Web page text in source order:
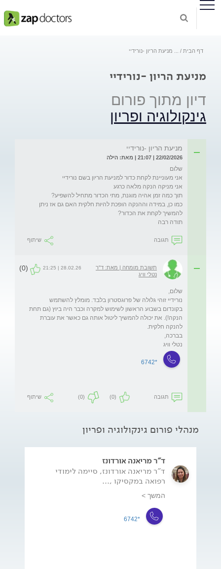
דף הבית מניעת הריון -נורידיי
מניעת הריון -נורידיי
דיון מתוך פורום
גינקולוגיה ופריון
מניעת הריון -נורידיי
22/02/2026 | 21:07 | מאת: הילה
כמו כן, במידה וההנקה הופכת להיות חלקית האם גם אז ניתן
תודה רבה
תגובה שיתוף
תשובת מומחה | מאת: ד"ר
נטלי וויג
28.02.26 | 21:25
(0)
נורידיי זוהי גלולה של פרוגסטרון בלבד. מומלץ להשתמש
בקונדום בשבוע הראשון לשימוש למקרה וכבר היה ביוץ (גם תחת
הנקה!). את יכולה להמשיך ליטול אותה גם כאשר את עוברת
נטלי וויג
*6742
תגובה (0)
(0) שיתוף
מנהלי פורום גינקולוגיה ופריון
ד"ר מריאנה אורדונז
ד"ר מריאנה אורדונז, סיימה לימודי
רפואה במקסיקו ,...
המשך >
*6742